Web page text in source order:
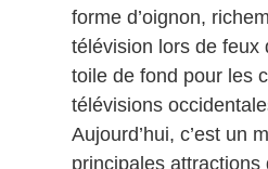
forme d’oignon,
télévision lors de feux
toile de fond pour les
télévisions
Aujourd’hui, c’est un
principales